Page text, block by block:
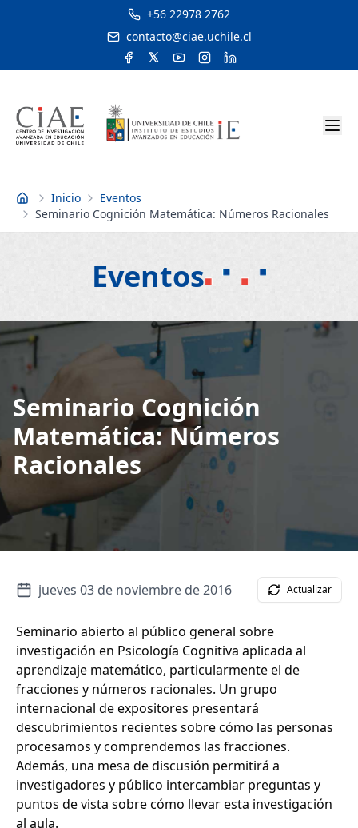
+56 22978 2762
contacto@ciae.uchile.cl
Inicio Inicio
Eventos
Seminario Cognición Matemática: Números Racionales
Eventos
Seminario Cognición
Matemática: Números
Racionales
jueves 03 de noviembre de 2016 Actualizar
Seminario abierto al público general sobre
investigación en Psicología Cognitiva aplicada al
aprendizaje matemático, particularmente el de
fracciones y números racionales. Un grupo
internacional de expositores presentará
descubrimientos recientes sobre cómo las personas
procesamos y comprendemos las fracciones.
Además, una mesa de discusión permitirá a
investigadores y público intercambiar preguntas y
puntos de vista sobre cómo llevar esta investigación
al aula.